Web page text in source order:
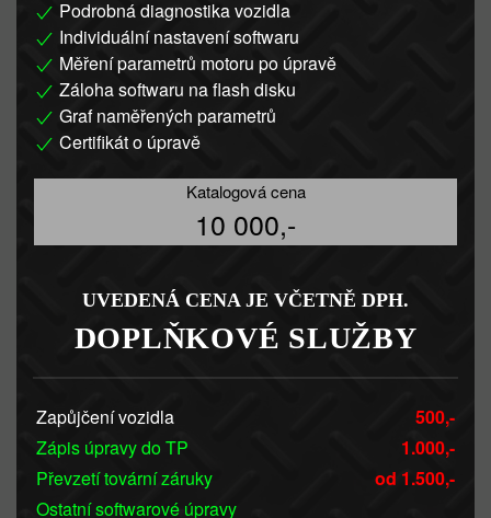
Podrobná diagnostika vozidla
Individuální nastavení softwaru
Měření parametrů motoru po úpravě
Záloha softwaru na flash disku
Graf naměřených parametrů
Certifikát o úpravě
Katalogová cena
10 000,-
UVEDENÁ CENA JE VČETNĚ DPH.
DOPLŇKOVÉ SLUŽBY
Zapůjčení vozidla
500,-
Zápis úpravy do TP
1.000,-
Převzetí tovární záruky
od 1.500,-
Ostatní softwarové úpravy